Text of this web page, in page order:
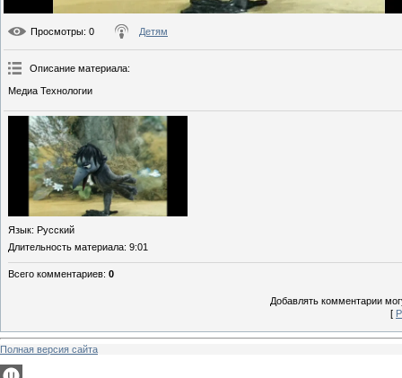
Просмотры: 0 Детям
Описание материала:
Медиа Технологии
Язык: Русский
Длительность материала: 9:01
Всего комментариев: 0
Добавлять комментарии
[
Полная версия сайта